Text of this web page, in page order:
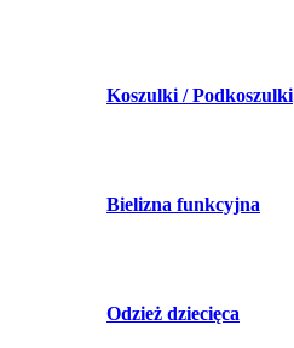
Koszulki / Podkoszulki
Bielizna funkcyjna
Odzież dziecięca